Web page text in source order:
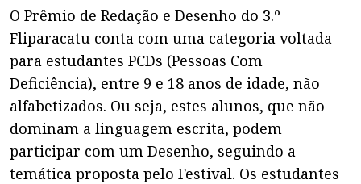
O Prêmio de Redação e Desenho do 3.º
Fliparacatu conta com uma categoria voltada
para estudantes PCDs (Pessoas Com
Deficiência), entre 9 e 18 anos de idade, não
alfabetizados. Ou seja, estes alunos, que não
dominam a linguagem escrita, podem
participar com um Desenho, seguindo a
temática proposta pelo Festival. Os estudantes